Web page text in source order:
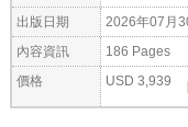
出版日期 2026年07月
內容資訊 186 Pages
價格 USD 3,939